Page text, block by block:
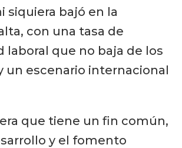
siquiera bajó en la
con una tasa de
laboral que no baja de los
un escenario internacional
que tiene un fin común,
y el fomento